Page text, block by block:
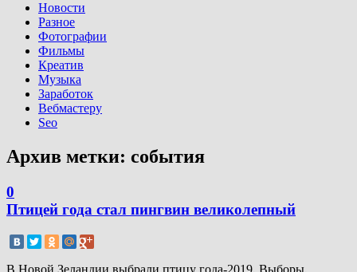
Новости
Разное
Фотографии
Фильмы
Креатив
Музыка
Заработок
Вебмастеру
Seo
Архив метки: события
0
Птицей года стал пингвин великолепный
В Новой Зеландии выбрали птицу года-2019. Выборы,